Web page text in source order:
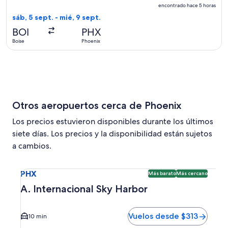
redondo,
encontrado hace 5 horas
sáb, 5 sept. - mié, 9 sept.
BOI
Boise
PHX
Phoenix
Otros aeropuertos cerca de Phoenix
Los precios estuvieron disponibles durante los últimos
siete días. Los precios y la disponibilidad están sujetos
a cambios.
PHX Más baratoMás cercano
A. Internacional Sky Harbor
10 min Vuelos desde $313